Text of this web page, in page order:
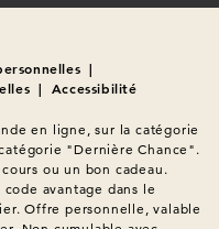
|
| Accessibilité
en ligne, sur la catégorie
"Dernière Chance".
ou un bon cadeau.
avantage dans le
Offre personnelle, valable